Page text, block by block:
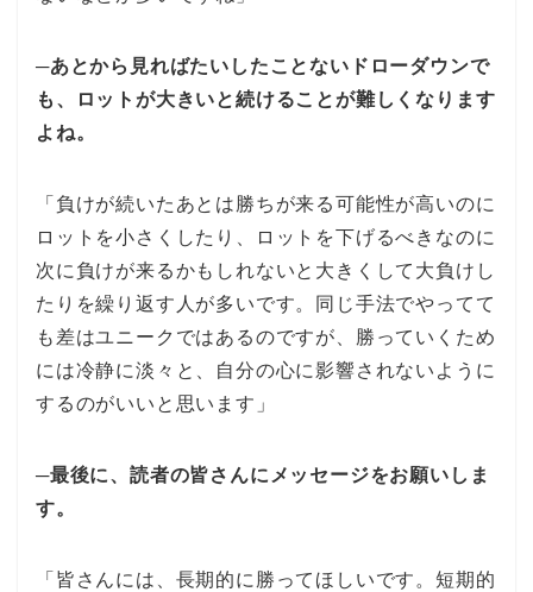
─あとから見ればたいしたことないドローダウンで
も、ロットが大きいと続けることが難しくなります
よね。
「負けが続いたあとは勝ちが来る可能性が高いのに
ロットを小さくしたり、ロットを下げるべきなのに
次に負けが来るかもしれないと大きくして大負けし
たりを繰り返す人が多いです。同じ手法でやってて
も差はユニークではあるのですが、勝っていくため
には冷静に淡々と、自分の心に影響されないように
するのがいいと思います」
─最後に、読者の皆さんにメッセージをお願いしま
す。
「皆さんには、長期的に勝ってほしいです。短期的